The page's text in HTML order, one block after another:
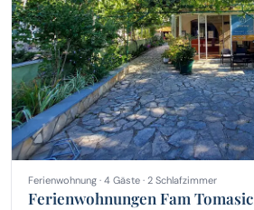
Ferienwohnung · 4 Gäste · 2 Schlafzimmer
Ferienwohnungen Fam Tomasic